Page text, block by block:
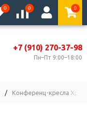
0 0 0
+7 (910) 270-37-98
Пн–Пт 9:00–18:00
/ Конференц-кресла Хром